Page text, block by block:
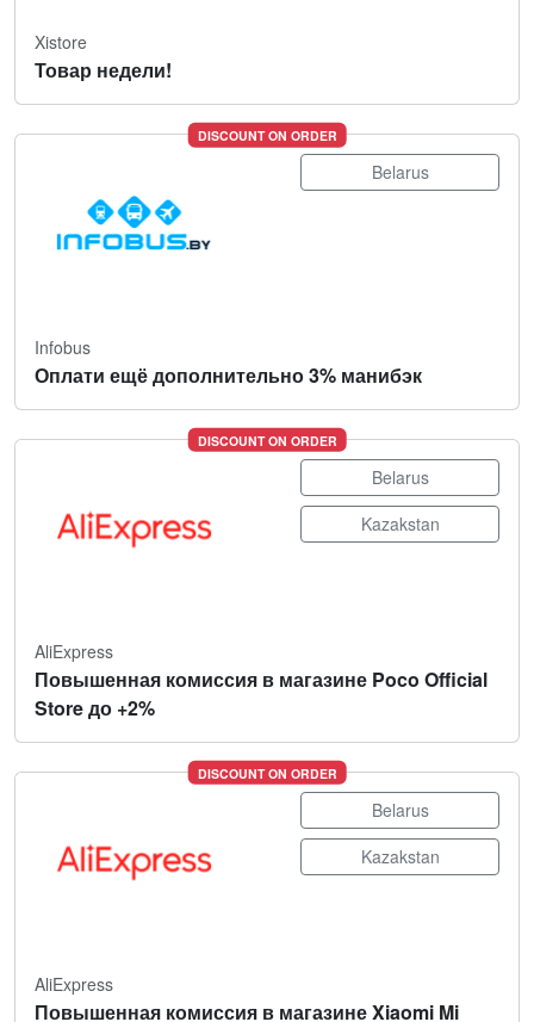
Xistore
Товар недели!
DISCOUNT ON ORDER
Belarus
Infobus
Оплати ещё дополнительно 3% манибэк
DISCOUNT ON ORDER
Belarus
Kazakstan
AliExpress
Повышенная комиссия в магазине Poco Official
Store до +2%
DISCOUNT ON ORDER
Belarus
Kazakstan
AliExpress
Повышенная комиссия в магазине Xiaomi Mi